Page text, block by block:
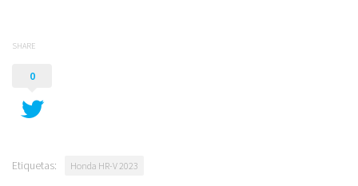
SHARE
0
Etiquetas: Honda HR-V 2023